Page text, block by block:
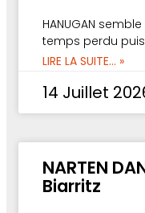
HANUGAN
temps perdu
LIRE LA SUITE... »
14 Juillet
NARTEN
Biarritz